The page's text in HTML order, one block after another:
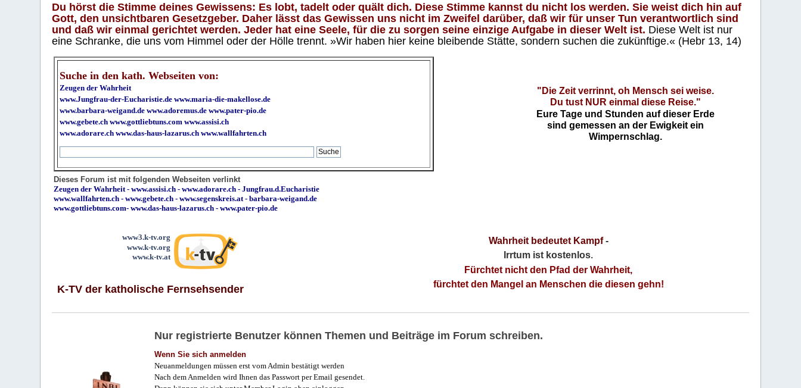
Du hörst die Stimme deines Gewissens: Es lobt, tadelt oder quält dich. Diese Stimme kannst du nicht los werden. Sie weist dich hin auf
Gott, den unsichtbaren Gesetzgeber. Daher lässt das Gewissen uns nicht im Zweifel darüber, daß wir für unser Tun verantwortlich sind
und daß wir einmal gerichtet werden. Jeder hat eine Seele, für die zu sorgen seine einzige Aufgabe in dieser Welt ist. Diese Welt ist nur
eine Schranke, die uns vom Himmel oder der Hölle trennt. »Wir haben hier keine bleibende Stätte, sondern suchen die zukünftige.« (Hebr 13, 14)
Suche in den kath. Webseiten von:
Zeugen der Wahrheit
www.Jungfrau-der-Eucharistie.de www.maria-die-makellose.de
www.barbara-weigand.de www.adoremus.de www.pater-pio.de
www.gebete.ch www.gottliebtuns.com www.assisi.ch
www.adorare.ch www.das-haus-lazarus.ch www.wallfahrten.ch
"Die Zeit verrinnt, oh Mensch sei weise.
Du tust NUR einmal diese Reise."
Eure Tage und Stunden auf dieser Erde
sind gemessen an der Ewigkeit ein
Wimpernschlag.
Dieses Forum ist mit folgenden Webseiten verlinkt
Zeugen der Wahrheit -www.assisi.ch -www.adorare.ch -Jungfrau.d.Eucharistie
www.wallfahrten.ch -www.gebete.ch -www.segenskreis.at -barbara-weigand.de
www.gottliebtuns.com-www.das-haus-lazarus.ch - www.pater-pio.de
www3.k-tv.org
www.k-tv.org
www.k-tv.at
K-TV der katholische Fernsehsender
Wahrheit bedeutet Kampf-
Irrtum ist kostenlos.
Fürchtet nicht den Pfad der Wahrheit,
fürchtet den Mangel an Menschen die diesen gehn!
Nur registrierte Benutzer können Themen und Beiträge im Forum schreiben.
Wenn Sie sich anmelden
Neuanmeldungen müssen erst vom Admin bestätigt werden
Nach dem Anmelden wird Ihnen das Passwort per Email gesendet.